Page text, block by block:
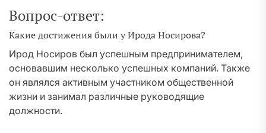
Вопрос-ответ:
Какие достижения были у Ирода Носирова?
Ирод Носиров был успешным предпринимателем,
основавшим несколько успешных компаний. Также
он являлся активным участником общественной
жизни и занимал различные руководящие
должности.